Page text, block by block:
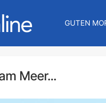
GUTEN
Meer...